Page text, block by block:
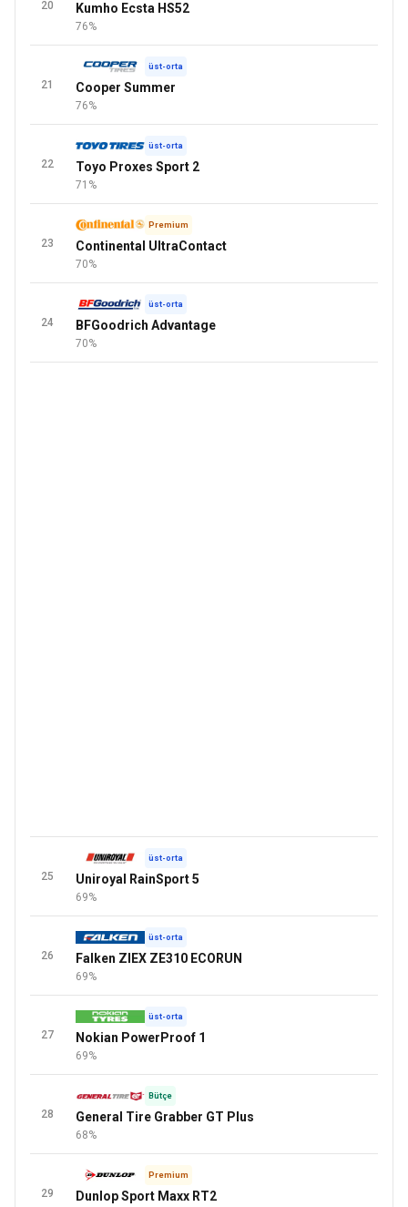
20 Kumho Ecsta HS52
76%
21
üst-orta
Cooper Summer
76%
22
üst-orta
Toyo Proxes Sport 2
71%
23
Premium
Continental UltraContact
70%
24
üst-orta
BFGoodrich Advantage
70%
25
üst-orta
Uniroyal RainSport 5
69%
26
üst-orta
Falken ZIEX ZE310 ECORUN
69%
27
üst-orta
Nokian PowerProof 1
69%
28
Bütçe
General Tire Grabber GT Plus
68%
29
Premium
Dunlop Sport Maxx RT2